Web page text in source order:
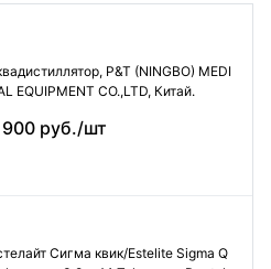
P&T (NINGBO) MEDI
EQUIPMENT CO.,LTD, Китай.
900 руб./шт
Сигма квик/Estelite Sigma Q